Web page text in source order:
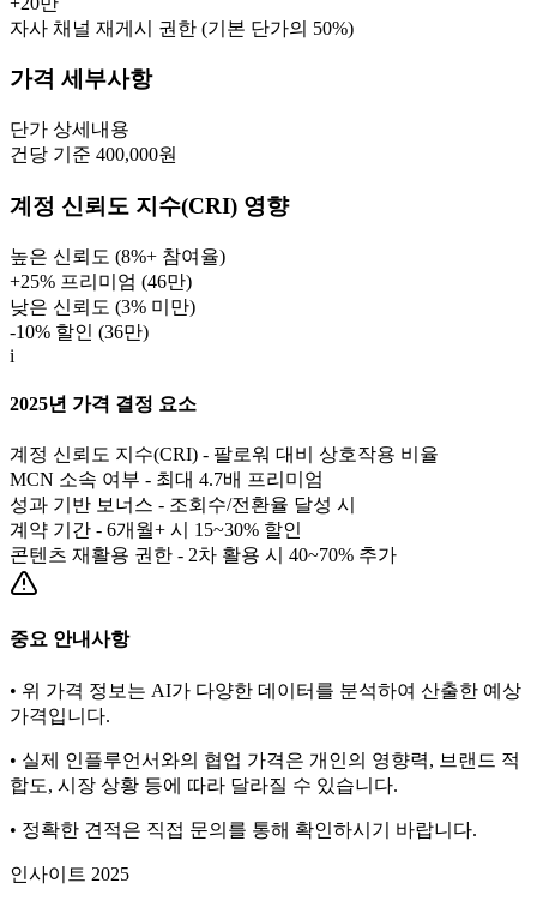
자사 채널 재게시 권한 (기본 단가의 50%)
가격 세부사항
단가 상세내용
건당 기준 400,000원
계정 신뢰도 지수(CRI) 영향
높은 신뢰도 (8%+ 참여율)
+25% 프리미엄 (46만)
낮은 신뢰도 (3% 미만)
-10% 할인 (36만)
i
2025년 가격 결정 요소
계정 신뢰도 지수(CRI) - 팔로워 대비 상호작용 비율
MCN 소속 여부 - 최대 4.7배 프리미엄
성과 기반 보너스 - 조회수/전환율 달성 시
계약 기간 - 6개월+ 시 15~30% 할인
콘텐츠 재활용 권한 - 2차 활용 시 40~70% 추가
중요 안내사항
• 위 가격 정보는 AI가 다양한 데이터를 분석하여 산출한 예상
가격입니다.
• 실제 인플루언서와의 협업 가격은 개인의 영향력, 브랜드 적
합도, 시장 상황 등에 따라 달라질 수 있습니다.
• 정확한 견적은 직접 문의를 통해 확인하시기 바랍니다.
인사이트 2025